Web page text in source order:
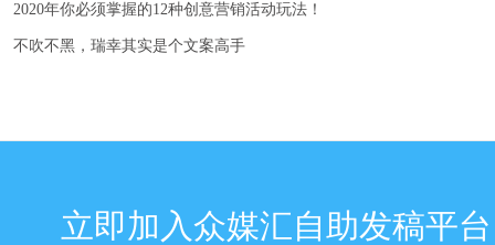
2020年你必须掌握的12种创意营销活动玩法！
不吹不黑，瑞幸其实是个文案高手
立即加入众媒汇自助发稿平